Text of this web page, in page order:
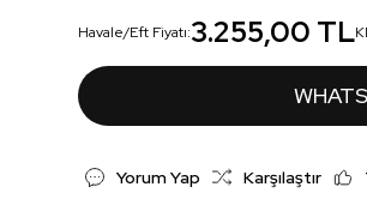
Havale/Eft Fiyatı:3.255,00 TL
Yorum Yap Karşılaştır